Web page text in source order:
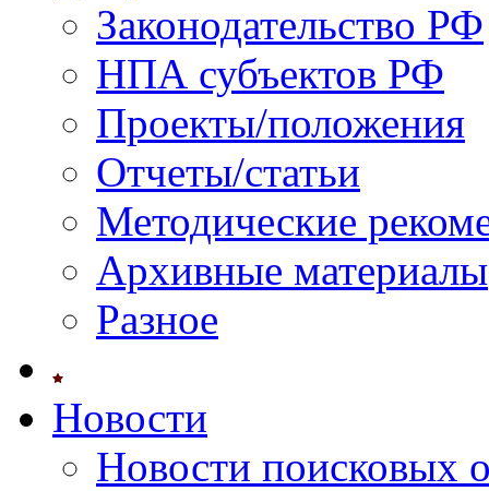
Законодательство РФ
НПА субъектов РФ
Проекты/положения
Отчеты/статьи
Методические
Архивные материалы
Разное
Новости
Новости поисковых